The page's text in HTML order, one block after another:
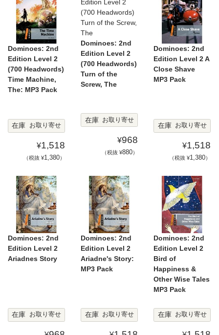
Dominoes: 2nd
Edition Level 2
(700 Headwords)
Time Machine,
The: MP3 Pack
在庫 お取り寄せ
¥1,518
（税抜 ¥1,380）
Dominoes: 2nd
Edition Level 2
(700 Headwords)
Turn of the
Screw, The
在庫 お取り寄せ
¥968
（税抜 ¥880）
Dominoes: 2nd
Edition Level 2 A
Close Shave
MP3 Pack
在庫 お取り寄せ
¥1,518
（税抜 ¥1,380）
Dominoes: 2nd
Edition Level 2
Ariadnes Story
在庫 お取り寄せ
Dominoes: 2nd
Edition Level 2
Ariadne's Story:
MP3 Pack
在庫 お取り寄せ
Dominoes: 2nd
Edition Level 2
Bird of
Happiness &
Other Wise Tales
MP3 Pack
在庫 お取り寄せ